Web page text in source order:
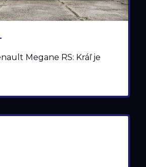
Megane RS: Kráľ je